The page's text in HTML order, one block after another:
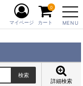
MENU
マイページ カート
0
詳細検索